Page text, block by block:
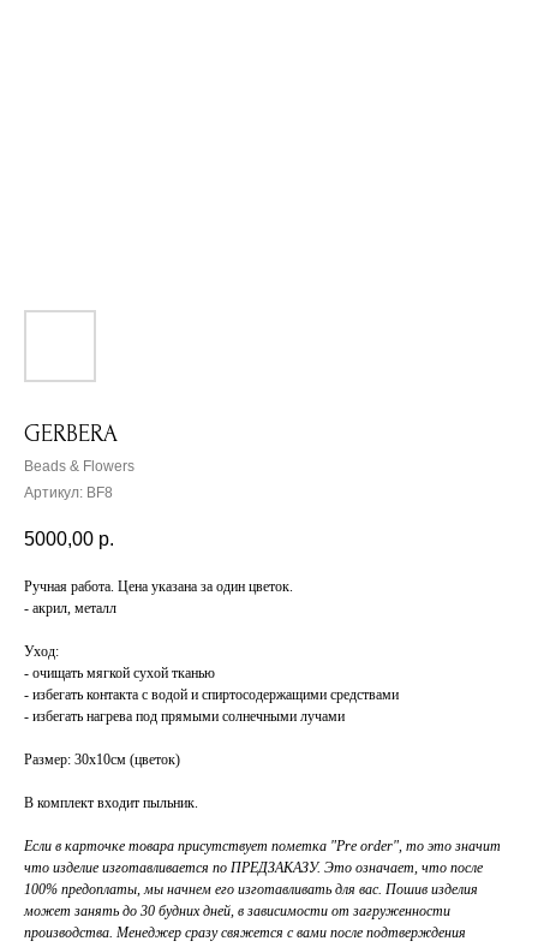
GERBERA
Beads & Flowers
Артикул: BF8
5000,00 р.
Ручная работа. Цена указана за один цветок.
- акрил, металл
Уход:
- очищать мягкой сухой тканью
- избегать контакта с водой и спиртосодержащими средствами
- избегать нагрева под прямыми солнечными лучами
Размер: 30х10см (цветок)
В комплект входит пыльник.
Если в карточке товара присутствует пометка "Pre order", то это значит
что изделие изготавливается по ПРЕДЗАКАЗУ. Это означает, что после
100% предоплаты, мы начнем его изготавливать для вас. Пошив изделия
может занять до 30 будних дней, в зависимости от загруженности
производства. Менеджер сразу свяжется с вами после подтверждения